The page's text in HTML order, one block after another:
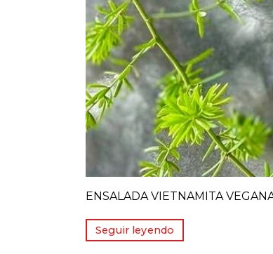
ENSALADA VIETNAMITA
Seguir leyendo